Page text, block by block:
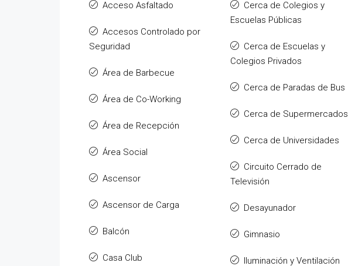
Acceso Asfaltado
Accesos Controlado por
Seguridad
Área de Barbecue
Área de Co-Working
Área de Recepción
Área Social
Ascensor
Ascensor de Carga
Balcón
Casa Club
Cerca de Colegios y
Escuelas Públicas
Cerca de Escuelas y
Colegios Privados
Cerca de Paradas de Bus
Cerca de Supermercados
Cerca de Universidades
Circuito Cerrado de
Televisión
Desayunador
Gimnasio
Iluminación y Ventilación